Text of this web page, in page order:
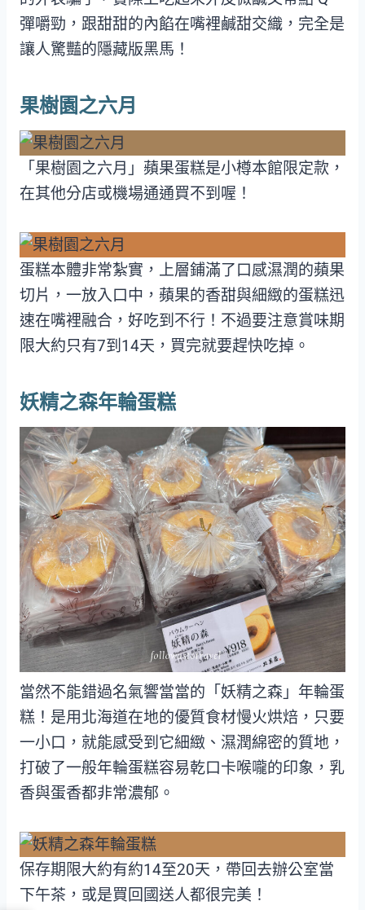
彈嚼勁，跟甜甜的內餡在嘴裡鹹甜交織，完全是
讓人驚豔的隱藏版黑馬！
果樹園之六月
「果樹園之六月」蘋果蛋糕是小樽本館限定款，
在其他分店或機場通通買不到喔！
蛋糕本體非常紮實，上層鋪滿了口感濕潤的蘋果
切片，一放入口中，蘋果的香甜與細緻的蛋糕迅
速在嘴裡融合，好吃到不行！不過要注意賞味期
限大約只有7到14天，買完就要趕快吃掉。
妖精之森年輪蛋糕
當然不能錯過名氣響當當的「妖精之森」年輪蛋
糕！是用北海道在地的優質食材慢火烘焙，只要
一小口，就能感受到它細緻、濕潤綿密的質地，
打破了一般年輪蛋糕容易乾口卡喉嚨的印象，乳
香與蛋香都非常濃郁。
保存期限大約有約14至20天，帶回去辦公室當
下午茶，或是買回國送人都很完美！